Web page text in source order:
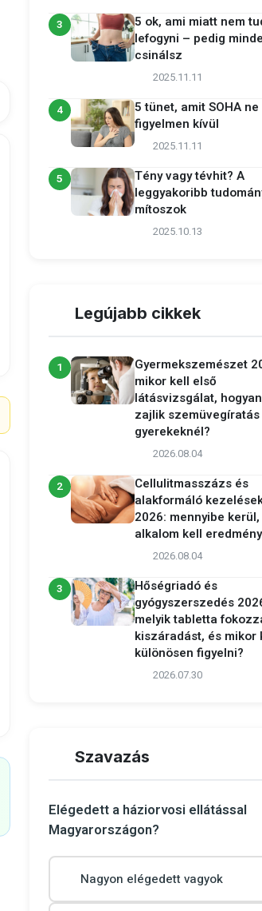
3
5 ok, ami miatt nem
lefogyni – pedig
csinálsz
2025.11.11
4
5 tünet, amit SOHA ne
figyelmen kívül
2025.11.11
5
Tény vagy tévhit? A
leggyakoribb
mítoszok
2025.10.13
Legújabb cikkek
1
Gyermekszemészet
mikor kell első
látásvizsgálat, hogyan
zajlik szemüvegíratás
gyerekeknél?
2026.08.04
2
Cellulitmasszázs és
alakformáló
2026: mennyibe
alkalom kell
2026.08.04
3
Hőségriadó és
gyógyszerszedés
melyik tabletta
kiszáradást, és mikor
különösen figyelni?
2026.07.30
Szavazás
Elégedett a háziorvosi ellátással
Magyarországon?
Nagyon elégedett vagyok